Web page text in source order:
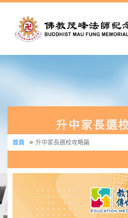
升中家長選
首頁 升中家長選校攻略篇